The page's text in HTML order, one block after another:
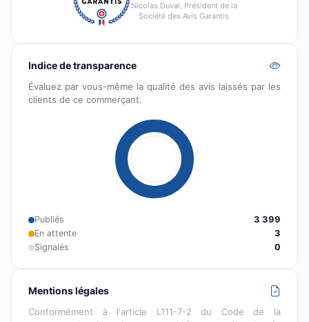
Nicolas Duval, Président de la
Société des Avis Garantis
Indice de transparence
Évaluez par vous-même la qualité des avis laissés par les
clients de ce commerçant.
Publiés
3 399
En attente
3
Signalés
0
Mentions légales
Conformément à l'article L111-7-2 du Code de la